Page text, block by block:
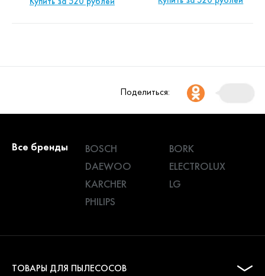
Поделиться:
Все бренды BOSCH
BORK
DAEWOO
ELECTROLUX
KARCHER
LG
PHILIPS
ТОВАРЫ ДЛЯ ПЫЛЕСОСОВ